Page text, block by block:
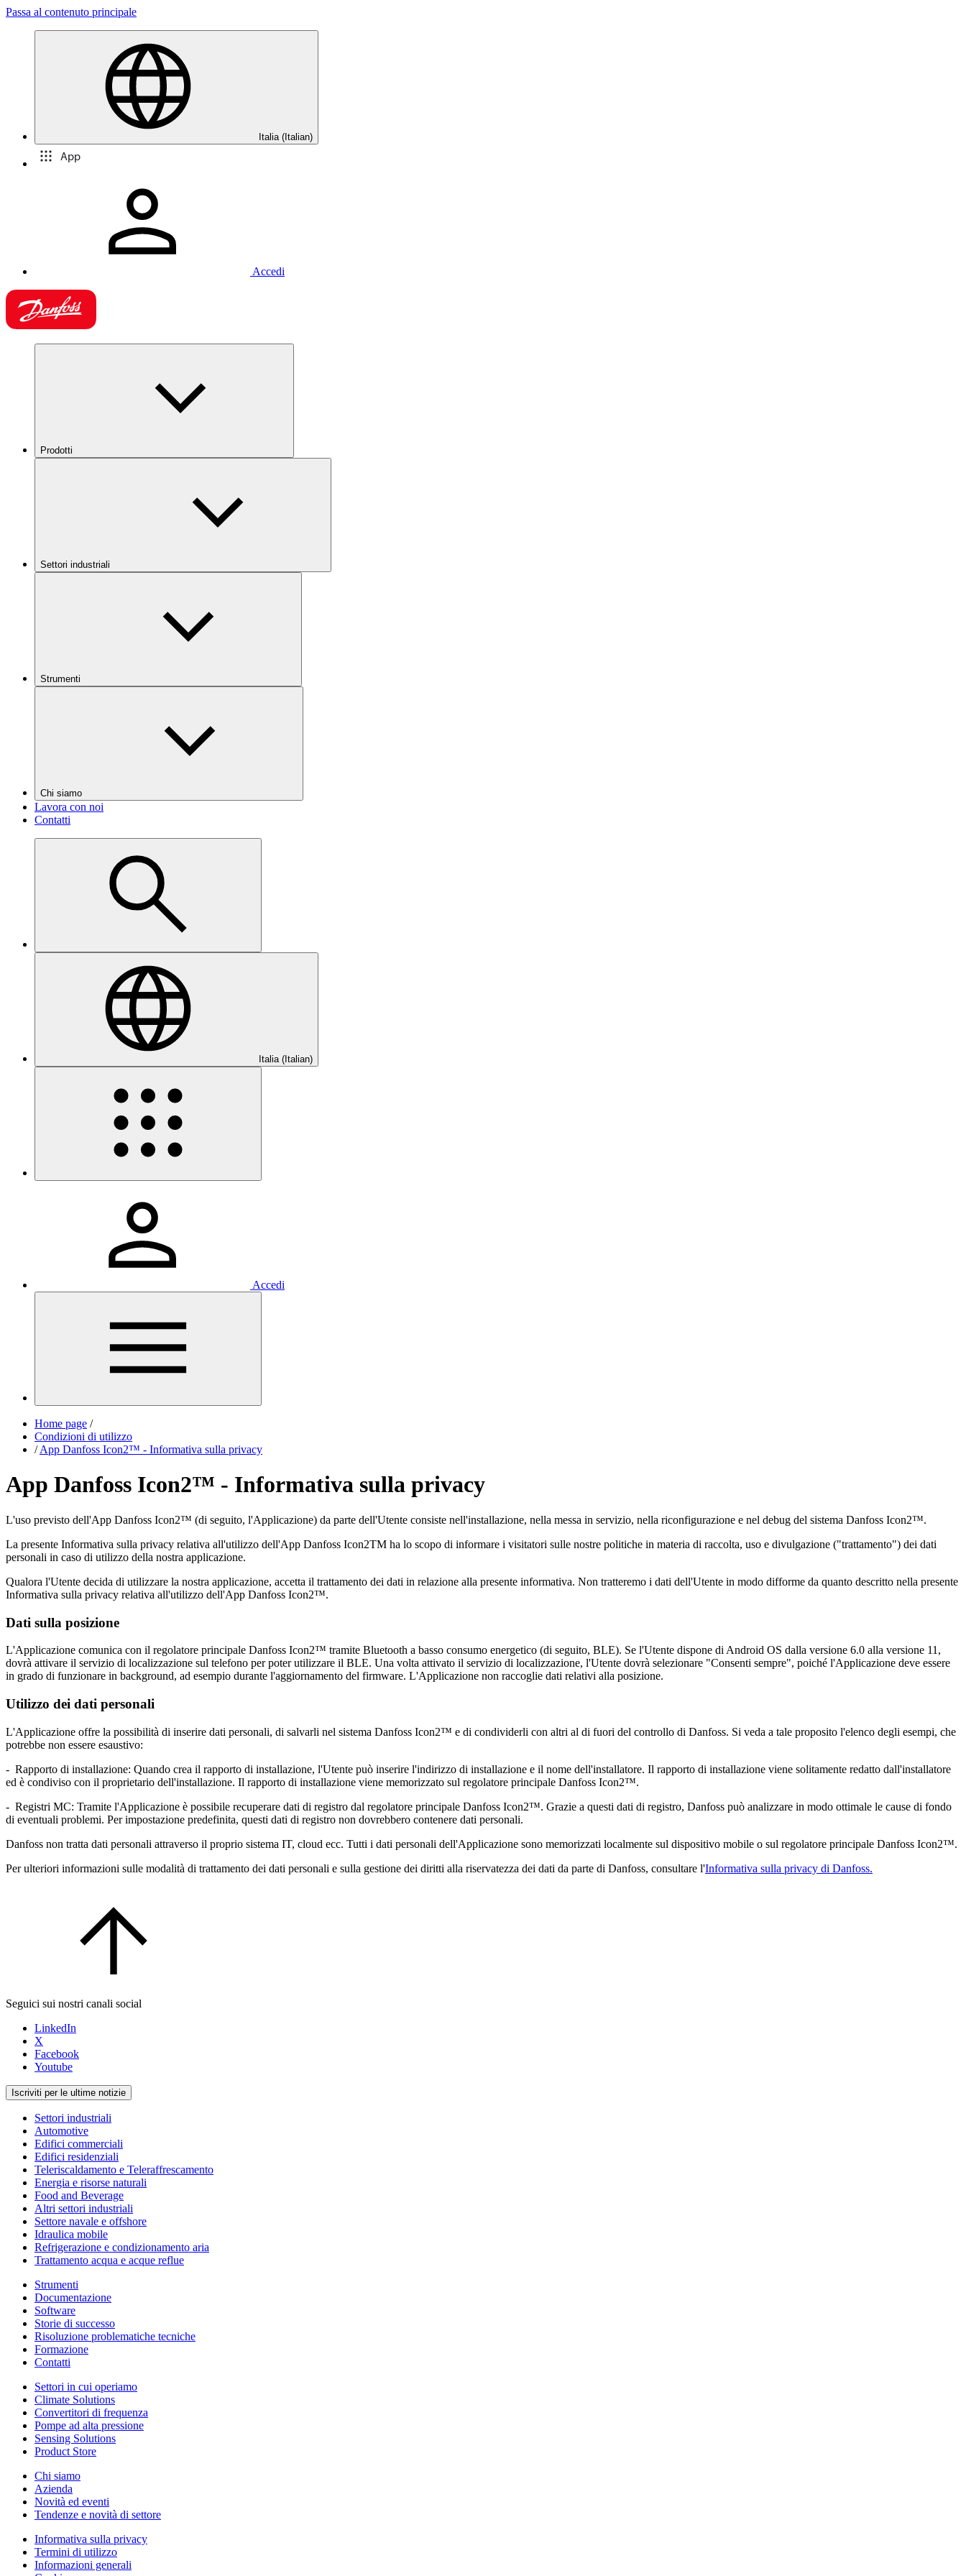
Passa al contenuto principale
Italia (Italian)
App
Accedi
Prodotti
Settori industriali
Strumenti
Chi siamo
Lavora con noi
Contatti
Italia (Italian)
Accedi
Home page /
Condizioni di utilizzo
/ App Danfoss Icon2™ - Informativa sulla privacy
App Danfoss Icon2™ - Informativa sulla privacy
L'uso previsto dell'App Danfoss Icon2™ (di seguito, l'Applicazione) da parte dell'Utente consiste nell'installazione, nella messa in servizio, nella riconfigurazione e nel debug del sistema Danfoss Icon2™.
La presente Informativa sulla privacy relativa all'utilizzo dell'App Danfoss Icon2TM ha lo scopo di informare i visitatori sulle nostre politiche in materia di raccolta, uso e divulgazione ("trattamento") dei dati
personali in caso di utilizzo della nostra applicazione.
Qualora l'Utente decida di utilizzare la nostra applicazione, accetta il trattamento dei dati in relazione alla presente informativa. Non tratteremo i dati dell'Utente in modo difforme da quanto descritto nella presente
Informativa sulla privacy relativa all'utilizzo dell'App Danfoss Icon2™.
Dati sulla posizione
L'Applicazione comunica con il regolatore principale Danfoss Icon2™ tramite Bluetooth a basso consumo energetico (di seguito, BLE). Se l'Utente dispone di Android OS dalla versione 6.0 alla versione 11,
dovrà attivare il servizio di localizzazione sul telefono per poter utilizzare il BLE. Una volta attivato il servizio di localizzazione, l'Utente dovrà selezionare "Consenti sempre", poiché l'Applicazione deve essere
in grado di funzionare in background, ad esempio durante l'aggiornamento del firmware. L'Applicazione non raccoglie dati relativi alla posizione.
Utilizzo dei dati personali
L'Applicazione offre la possibilità di inserire dati personali, di salvarli nel sistema Danfoss Icon2™ e di condividerli con altri al di fuori del controllo di Danfoss. Si veda a tale proposito l'elenco degli esempi, che
potrebbe non essere esaustivo:
- Rapporto di installazione: Quando crea il rapporto di installazione, l'Utente può inserire l'indirizzo di installazione e il nome dell'installatore. Il rapporto di installazione viene solitamente redatto dall'installatore
ed è condiviso con il proprietario dell'installazione. Il rapporto di installazione viene memorizzato sul regolatore principale Danfoss Icon2™.
- Registri MC: Tramite l'Applicazione è possibile recuperare dati di registro dal regolatore principale Danfoss Icon2™. Grazie a questi dati di registro, Danfoss può analizzare in modo ottimale le cause di fondo
di eventuali problemi. Per impostazione predefinita, questi dati di registro non dovrebbero contenere dati personali.
Danfoss non tratta dati personali attraverso il proprio sistema IT, cloud ecc. Tutti i dati personali dell'Applicazione sono memorizzati localmente sul dispositivo mobile o sul regolatore principale Danfoss Icon2™.
Per ulteriori informazioni sulle modalità di trattamento dei dati personali e sulla gestione dei diritti alla riservatezza dei dati da parte di Danfoss, consultare l'Informativa sulla privacy di Danfoss.
Seguici sui nostri canali social
LinkedIn
X
Facebook
Youtube
Iscriviti per le ultime notizie
Settori industriali
Automotive
Edifici commerciali
Edifici residenziali
Teleriscaldamento e Teleraffrescamento
Energia e risorse naturali
Food and Beverage
Altri settori industriali
Settore navale e offshore
Idraulica mobile
Refrigerazione e condizionamento aria
Trattamento acqua e acque reflue
Strumenti
Documentazione
Software
Storie di successo
Risoluzione problematiche tecniche
Formazione
Contatti
Settori in cui operiamo
Climate Solutions
Convertitori di frequenza
Pompe ad alta pressione
Sensing Solutions
Product Store
Chi siamo
Azienda
Novità ed eventi
Tendenze e novità di settore
Informativa sulla privacy
Termini di utilizzo
Informazioni generali